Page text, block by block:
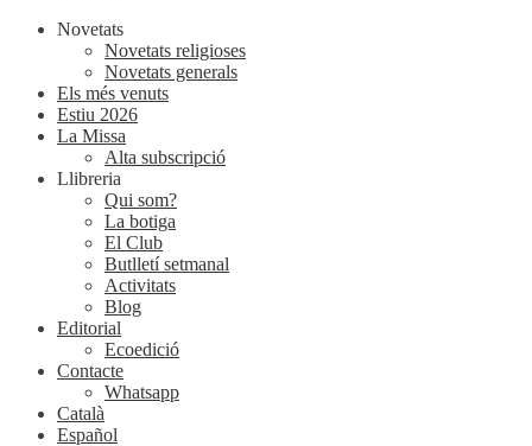
Novetats
Novetats religioses
Novetats generals
Els més venuts
Estiu 2026
La Missa
Alta subscripció
Llibreria
Qui som?
La botiga
El Club
Butlletí setmanal
Activitats
Blog
Editorial
Ecoedició
Contacte
Whatsapp
Català
Español